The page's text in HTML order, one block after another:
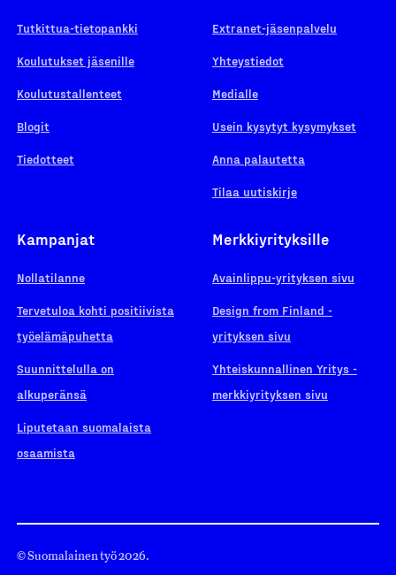
Tutkittua-tietopankki
Koulutukset jäsenille
Koulutustallenteet
Blogit
Tiedotteet
Extranet-jäsenpalvelu
Yhteystiedot
Medialle
Usein kysytyt kysymykset
Anna palautetta
Tilaa uutiskirje
Kampanjat
Nollatilanne
Tervetuloa kohti positiivista
työelämäpuhetta
Suunnittelulla on
alkuperänsä
Liputetaan suomalaista
osaamista
Merkkiyrityksille
Avainlippu-yrityksen sivu
Design from Finland -
yrityksen sivu
Yhteiskunnallinen Yritys -
merkkiyrityksen sivu
© Suomalainen työ 2026.